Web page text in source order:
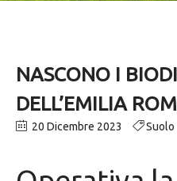
NASCONO I
DELL’EMILIA
20 Dicembre 2023 Suolo